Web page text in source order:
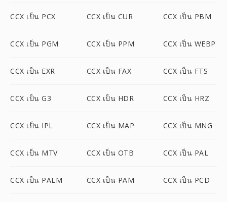
CCX เป็น PCX CCX เป็น CUR CCX เป็น PBM
CCX เป็น PGM CCX เป็น PPM CCX เป็น WEBP
CCX เป็น EXR CCX เป็น FAX CCX เป็น FTS
CCX เป็น G3 CCX เป็น HDR CCX เป็น HRZ
CCX เป็น IPL CCX เป็น MAP CCX เป็น MNG
CCX เป็น MTV CCX เป็น OTB CCX เป็น PAL
CCX เป็น PALM CCX เป็น PAM CCX เป็น PCD